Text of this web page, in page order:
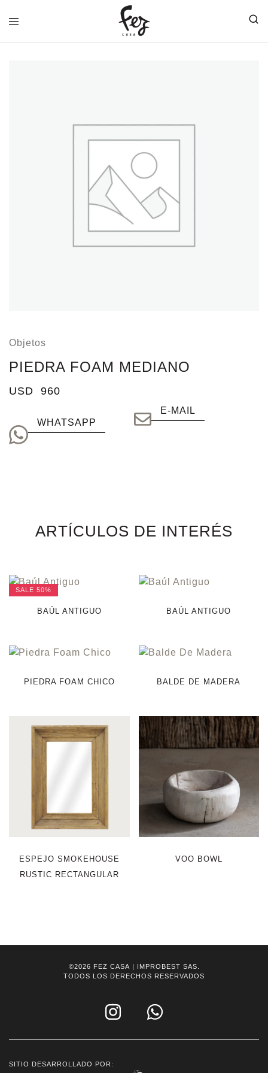
Objetos
PIEDRA FOAM MEDIANO
USD 960
WHATSAPP
E-MAIL
ARTÍCULOS DE INTERÉS
SALE 50%
BAÚL ANTIGUO BAÚL ANTIGUO
PIEDRA FOAM CHICO BALDE DE MADERA
ESPEJO SMOKEHOUSE
RUSTIC RECTANGULAR
VOO BOWL
©2026 FEZ CASA | IMPROBEST SAS.
TODOS LOS DERECHOS RESERVADOS
SITIO DESARROLLADO POR: